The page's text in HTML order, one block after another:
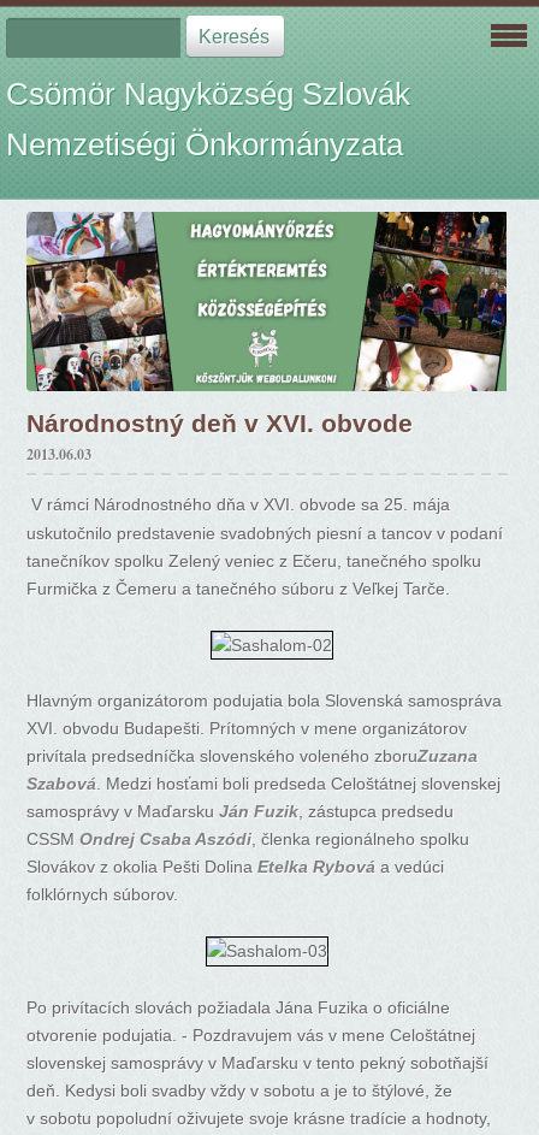
Csömör Nagyközség Szlovák
Nemzetiségi Önkormányzata
Národnostný deň v XVI. obvode
2013.06.03
V rámci Národnostného dňa v XVI. obvode sa 25. mája
uskutočnilo predstavenie svadobných piesní a tancov v podaní
tanečníkov spolku Zelený veniec z Ečeru, tanečného spolku
Furmička z Čemeru a tanečného súboru z Veľkej Tarče.
Hlavným organizátorom podujatia bola Slovenská samospráva
XVI. obvodu Budapešti. Prítomných v mene organizátorov
privítala predsedníčka slovenského voleného zboruZuzana
Szabová . Medzi hosťami boli predseda Celoštátnej slovenskej
samosprávy v MaďarskuJán Fuzik , zástupca predsedu
CSSMOndrej Csaba Aszódi , členka regionálneho spolku
Slovákov z okolia Pešti DolinaEtelka Rybová a vedúci
folklórnych súborov.
Po privítacích slovách požiadala Jána Fuzika o oficiálne
otvorenie podujatia. - Pozdravujem vás v mene Celoštátnej
slovenskej samosprávy v Maďarsku v tento pekný sobotňajší
deň. Kedysi boli svadby vždy v sobotu a je to štýlové, že
v sobotu popoludní oživujete svoje krásne tradície a hodnoty,